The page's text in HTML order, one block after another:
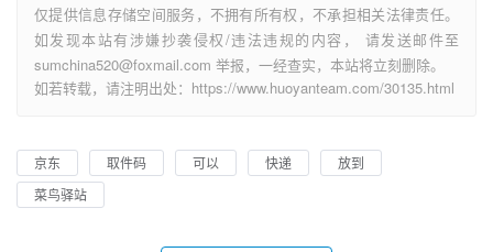
仅提供信息存储空间服务，不拥有所有权，不承担相关法律责任。
如发现本站有涉嫌抄袭侵权/违法违规的内容， 请发送邮件至
sumchina520@foxmail.com 举报，一经查实，本站将立刻删除。
如若转载，请注明出处：https://www.huoyanteam.com/30135.html
京东 取件码 可以 快递
放到
菜鸟驿站